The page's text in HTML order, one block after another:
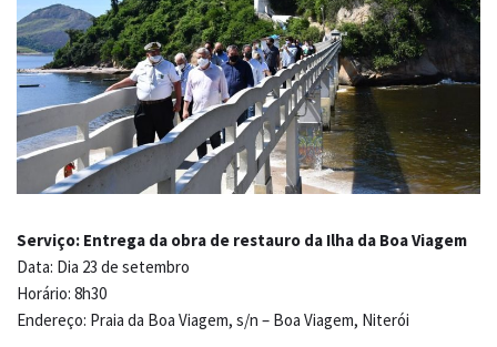
Serviço: Entrega da obra de restauro da Ilha da Boa Viagem
Data: Dia 23 de setembro
Horário: 8h30
Endereço: Praia da Boa Viagem, s/n – Boa Viagem, Niterói